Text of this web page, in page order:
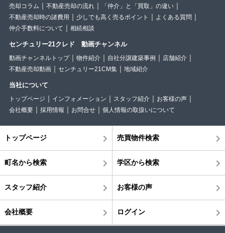
売却コラム
不動産売却の流れ
「仲介」と「買取」の違い
不動産売却時の諸費用
少しでも高く売るポイント
よくある質問
仲介手数料について
相続相談
センチュリー21クレド 動画チャンネル
動画チャンネルトップ 物件紹介 自社分譲建築事例
店舗紹介
不動産売却動画
センチュリー21CM集 地域紹介
当社について
トップページ インフォメーション スタッフ紹介
お客様の声
会社概要
採用情報 お問合せ 個人情報の取扱いについて
トップページ 売買物件検索
町名から検索 学区から検索
スタッフ紹介 お客様の声
会社概要 ログイン